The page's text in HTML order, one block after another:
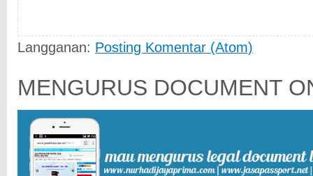
Langganan: Posting Komentar (Atom)
MENGURUS DOCUMENT